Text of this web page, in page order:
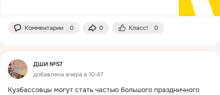
Комментарии 0 0 Класс! 0
ДШИ №57
добавлена вчера в 10:47
Кузбассовцы могут стать частью большого праздничного